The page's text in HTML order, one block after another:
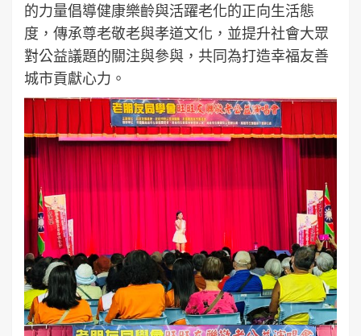
的力量倡導健康樂齡與活躍老化的正向生活態
度，傳承尊老敬老與孝道文化，並提升社會大眾
對公益議題的關注與參與，共同為打造幸福友善
城市貢獻心力。